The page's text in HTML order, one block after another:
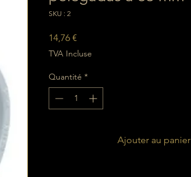
SKU : 2
14,76 €
TVA Incluse
Quantité *
Ajouter au panier